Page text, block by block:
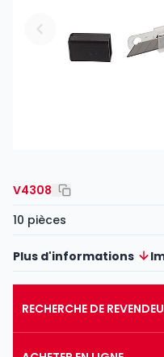
V4308
10 pièces
Plus d'informations
RECHERCHE DE